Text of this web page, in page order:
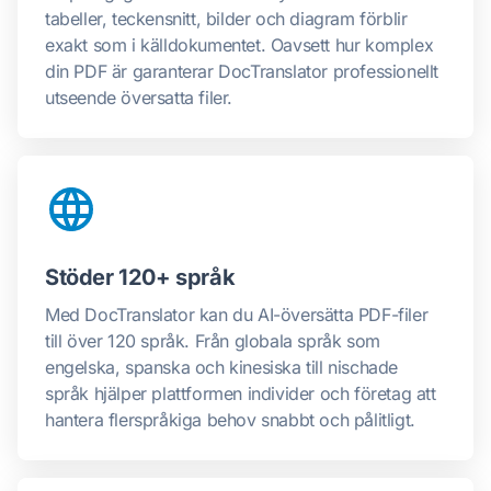
tabeller, teckensnitt, bilder och diagram förblir
exakt som i källdokumentet. Oavsett hur komplex
din PDF är garanterar DocTranslator professionellt
utseende översatta filer.
Stöder 120+ språk
Med DocTranslator kan du AI-översätta PDF-filer
till över 120 språk. Från globala språk som
engelska, spanska och kinesiska till nischade
språk hjälper plattformen individer och företag att
hantera flerspråkiga behov snabbt och pålitligt.